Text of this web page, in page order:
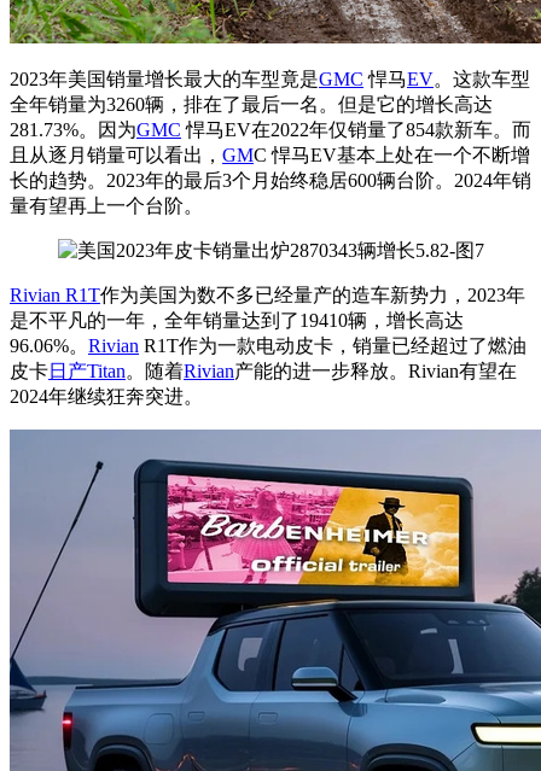
2023年美国销量增长最大的车型竟是GMC 悍马EV。这款车型
全年销量为3260辆，排在了最后一名。但是它的增长高达
281.73%。因为GMC 悍马EV在2022年仅销量了854款新车。而
且从逐月销量可以看出， GMC 悍马EV基本上处在一个不断增
长的趋势。2023年的最后3个月始终稳居600辆台阶。2024年销
量有望再上一个台阶。
Rivian R1T作为美国为数不多已经量产的造车新势力，2023年
是不平凡的一年，全年销量达到了19410辆，增长高达
96.06%。 Rivian R1T作为一款电动皮卡，销量已经超过了燃油
皮卡日产Titan。随着Rivian产能的进一步释放。Rivian有望在
2024年继续狂奔突进。